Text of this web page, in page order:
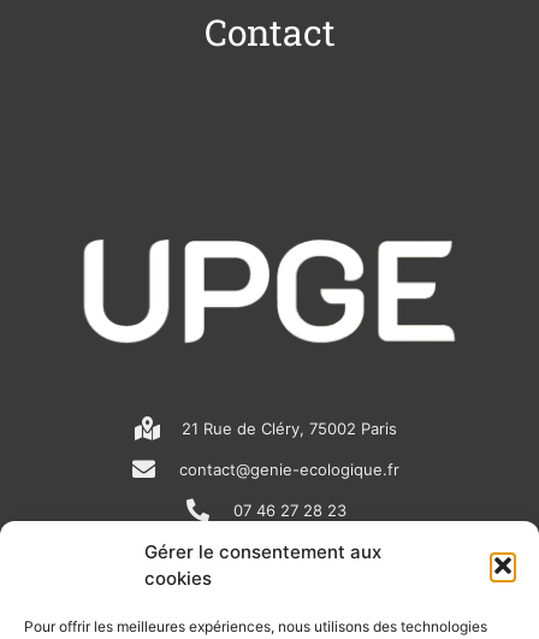
Gérer le consentement aux
cookies
Pour offrir les meilleures expériences, nous utilisons des technologies
Contact
21 Rue de Cléry, 75002 Paris
contact@genie-ecologique.fr
07 46 27 28 23
N
e
i
o